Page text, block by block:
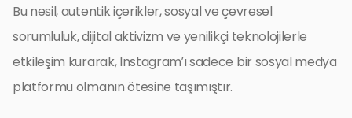
Bu nesil, autentik içerikler, sosyal ve çevresel
sorumluluk, dijital aktivizm ve yenilikçi teknolojilerle
etkileşim kurarak, Instagram’ı sadece bir sosyal medya
platformu olmanın ötesine taşımıştır.